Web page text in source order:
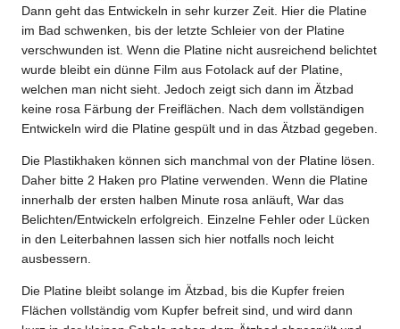
Dann geht das Entwickeln in sehr kurzer Zeit. Hier die Platine
im Bad schwenken, bis der letzte Schleier von der Platine
verschwunden ist. Wenn die Platine nicht ausreichend belichtet
wurde bleibt ein dünne Film aus Fotolack auf der Platine,
welchen man nicht sieht. Jedoch zeigt sich dann im Ätzbad
keine rosa Färbung der Freiflächen. Nach dem vollständigen
Entwickeln wird die Platine gespült und in das Ätzbad gegeben.
Die Plastikhaken können sich manchmal von der Platine lösen.
Daher bitte 2 Haken pro Platine verwenden. Wenn die Platine
innerhalb der ersten halben Minute rosa anläuft, War das
Belichten/Entwickeln erfolgreich. Einzelne Fehler oder Lücken
in den Leiterbahnen lassen sich hier notfalls noch leicht
ausbessern.
Die Platine bleibt solange im Ätzbad, bis die Kupfer freien
Flächen vollständig vom Kupfer befreit sind, und wird dann